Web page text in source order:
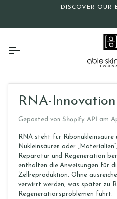
DISCOVER OUR
RNA-Innovation
Geposted von Shopify API am
RNA steht für Ribonukleinsäure
Nukleinsäuren oder
Reparatur und Regeneration
enthalten die Anweisungen für
Zellreproduktion. Ohne
verwirrt werden, was später zu
Regenerationsproblemen führt.